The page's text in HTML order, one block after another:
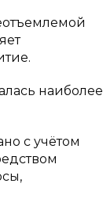
наиболее
с учётом